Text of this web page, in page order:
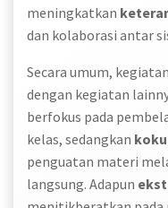
meningkatkan
dan kolaborasi antar
Secara umum,
dengan kegiatan
berfokus pada
kelas, sedangkan
penguatan materi
langsung. Adapun